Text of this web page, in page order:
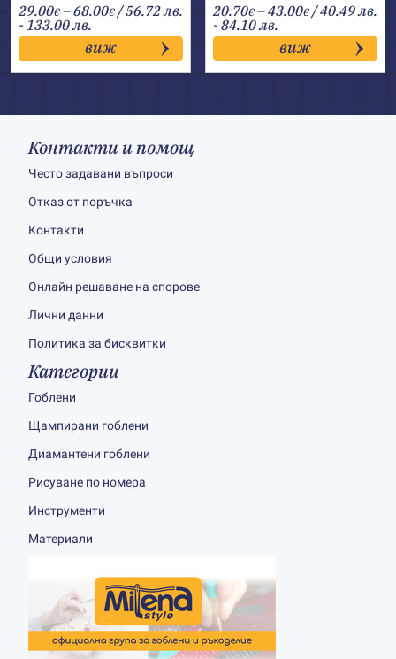
29.00€ –68.00€Price
range:
29.00€
through
68.00€
/ 56.72 лв.
- 133.00 лв.
виж
20.70€ –43.00€Price
range:
20.70€
through
43.00€
/ 40.49 лв.
- 84.10 лв.
виж
Контакти и помощ
Често задавани въпроси
Отказ от поръчка
Контакти
Общи условия
Онлайн решаване на спорове
Лични данни
Политика за бисквитки
Категории
Гоблени
Щампирани гоблени
Диамантени гоблени
Рисуване по номера
Инструменти
Материали